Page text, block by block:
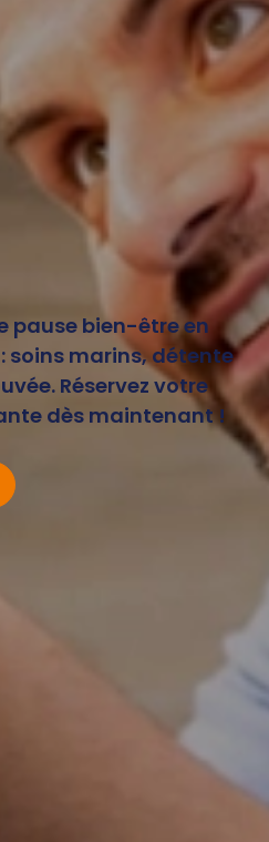
pause bien-être en
soins marins, détente
Réservez votre
dès maintenant !